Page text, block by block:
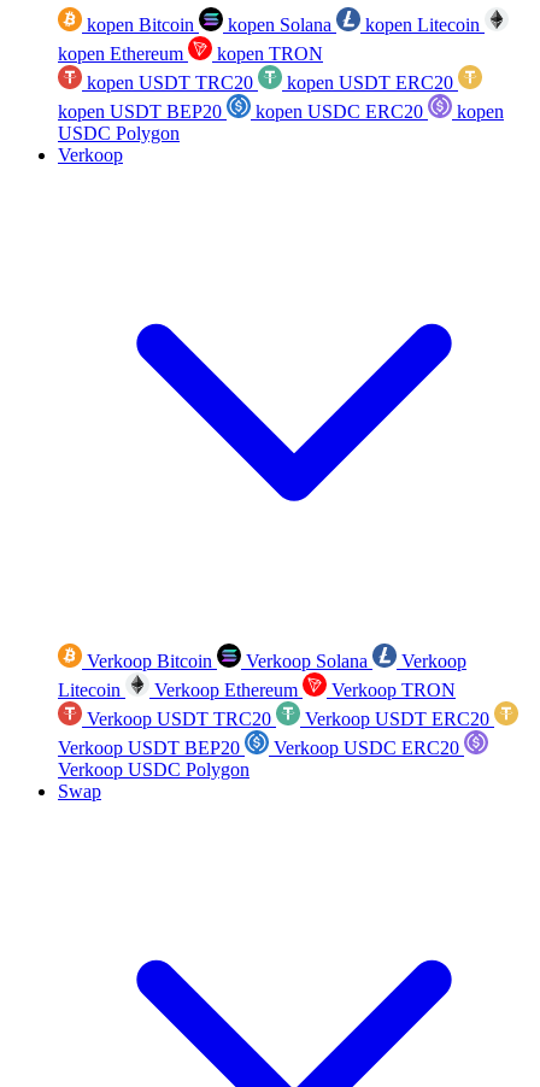
kopen Bitcoin kopen Solana
kopen Litecoin
kopen Ethereum
kopen TRON
kopen USDT TRC20
kopen USDT ERC20
kopen USDT BEP20
kopen USDC ERC20
kopen
USDC Polygon
Verkoop
Verkoop Bitcoin Verkoop Solana
Verkoop
Litecoin
Verkoop Ethereum
Verkoop TRON
Verkoop USDT TRC20
Verkoop USDT ERC20
Verkoop USDT BEP20
Verkoop USDC ERC20
Verkoop USDC Polygon
Swap